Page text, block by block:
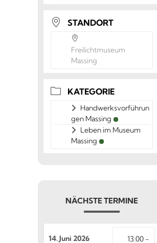
STANDORT
Freilichtmuseum
Massing
KATEGORIE
Handwerksvorführun
gen Massing
Leben im Museum
Massing
NÄCHSTE TERMINE
14. Juni 2026 13:00 -